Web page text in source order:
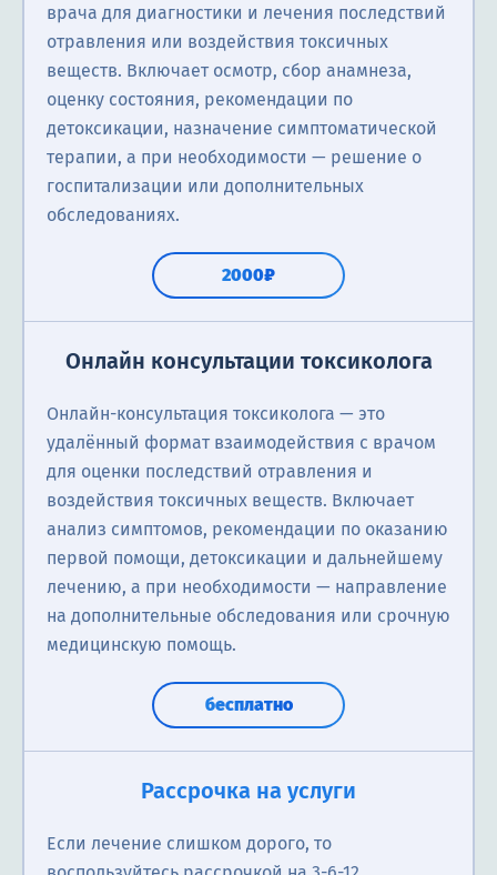
врача для диагностики и лечения последствий
отравления или воздействия токсичных
веществ. Включает осмотр, сбор анамнеза,
оценку состояния, рекомендации по
детоксикации, назначение симптоматической
терапии, а при необходимости — решение о
госпитализации или дополнительных
обследованиях.
2000₽
Онлайн консультации токсиколога
Онлайн-консультация токсиколога — это
удалённый формат взаимодействия с врачом
для оценки последствий отравления и
воздействия токсичных веществ. Включает
анализ симптомов, рекомендации по оказанию
первой помощи, детоксикации и дальнейшему
лечению, а при необходимости — направление
на дополнительные обследования или срочную
медицинскую помощь.
бесплатно
Рассрочка на услуги
Если лечение слишком дорого, то